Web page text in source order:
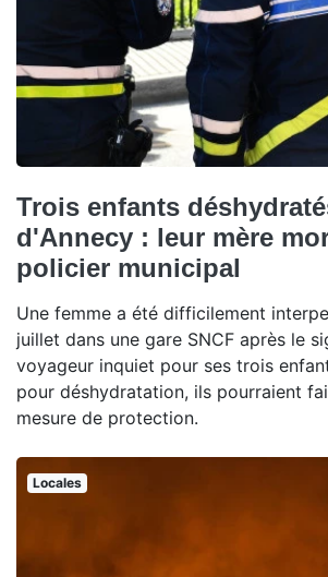
Trois enfants
d'Annecy : leur mère
policier municipal
Une femme a été difficilement
juillet dans une gare SNCF après le
voyageur inquiet pour ses trois
pour déshydratation, ils pourraient
mesure de protection.
Locales